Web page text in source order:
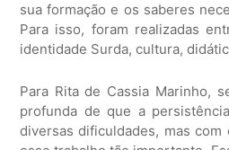
sua formação e os saberes
Para isso, foram realizadas
identidade Surda, cultura,
Para Rita de Cassia Marinho,
profunda de que a
diversas dificuldades, mas